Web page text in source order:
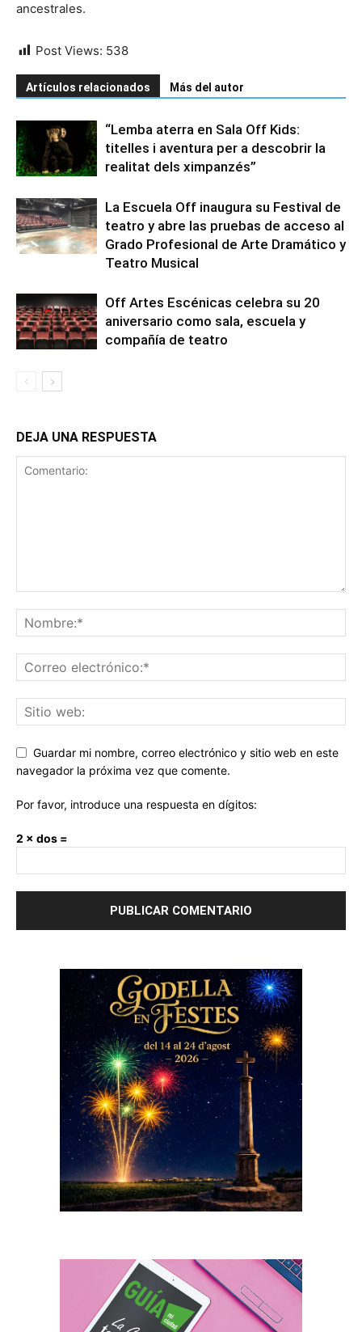
ancestrales.
Post Views: 538
Artículos relacionados Más del autor
“Lemba aterra en Sala Off Kids:
titelles i aventura per a descobrir la
realitat dels ximpanzés”
La Escuela Off inaugura su Festival de
teatro y abre las pruebas de acceso al
Grado Profesional de Arte Dramático y
Teatro Musical
Off Artes Escénicas celebra su 20
aniversario como sala, escuela y
compañía de teatro
DEJA UNA RESPUESTA
Guardar mi nombre, correo electrónico y sitio web en este
navegador la próxima vez que comente.
Por favor, introduce una respuesta en dígitos:
2 × dos =